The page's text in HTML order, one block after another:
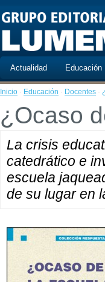
Actualidad Educación
Inicio · Educación · Docentes ·
¿Ocaso
La crisis
catedrático e
escuela
de su lugar en